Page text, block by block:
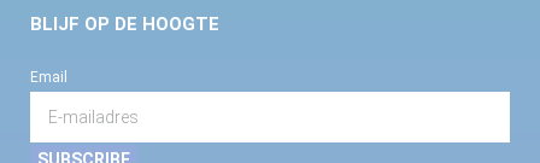
BLIJF OP DE HOOGTE
Email